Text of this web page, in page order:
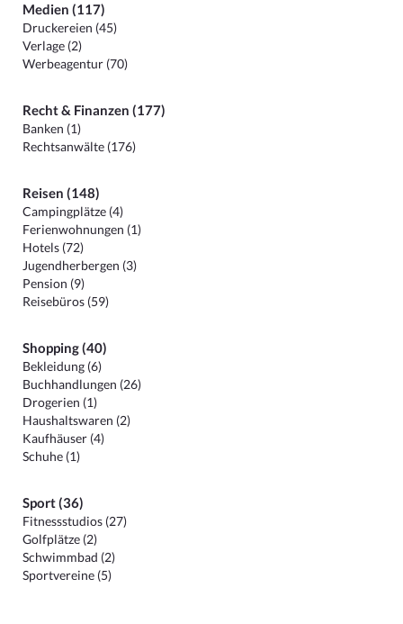
Medien (117)
Druckereien (45)
Verlage (2)
Werbeagentur (70)
Recht & Finanzen (177)
Banken (1)
Rechtsanwälte (176)
Reisen (148)
Campingplätze (4)
Ferienwohnungen (1)
Hotels (72)
Jugendherbergen (3)
Pension (9)
Reisebüros (59)
Shopping (40)
Bekleidung (6)
Buchhandlungen (26)
Drogerien (1)
Haushaltswaren (2)
Kaufhäuser (4)
Schuhe (1)
Sport (36)
Fitnessstudios (27)
Golfplätze (2)
Schwimmbad (2)
Sportvereine (5)